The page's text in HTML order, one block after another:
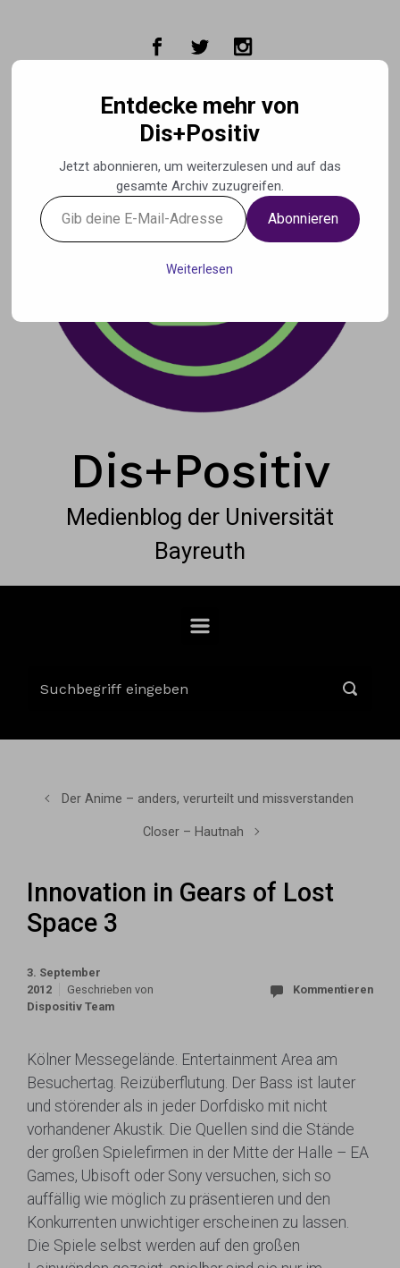
Dis+Positiv
Medienblog der Universität
Bayreuth
Der Anime – anders, verurteilt und missverstanden
Closer – Hautnah
Innovation in Gears of Lost
Space 3
3. September
2012
Geschrieben von
Dispositiv Team
Kommentieren
Kölner Messegelände. Entertainment Area am
Besuchertag. Reizüberflutung. Der Bass ist lauter
und störender als in jeder Dorfdisko mit nicht
vorhandener Akustik. Die Quellen sind die Stände
der großen Spielefirmen in der Mitte der Halle – EA
Games, Ubisoft oder Sony versuchen, sich so
auffällig wie möglich zu präsentieren und den
Konkurrenten unwichtiger erscheinen zu lassen.
Die Spiele selbst werden auf den großen
Entdecke mehr von
Dis+Positiv
Jetzt abonnieren, um weiterzulesen und auf das
gesamte Archiv zuzugreifen.
Gib
deine
Abonnieren
Weiterlesen